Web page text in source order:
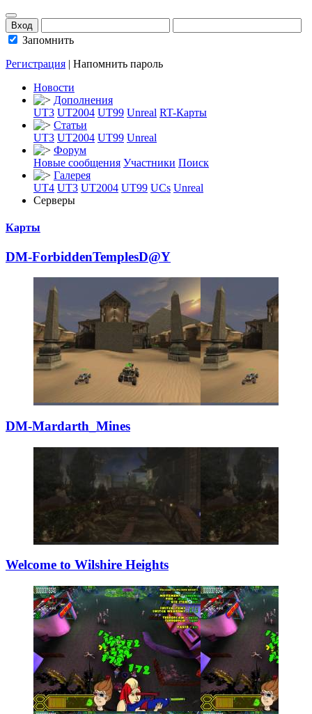
Запомнить
Регистрация | Напомнить пароль
Новости
Дополнения
UT3 UT2004 UT99 Unreal RT-Карты
Статьи
UT3 UT2004 UT99 Unreal
Форум
Новые сообщения Участники Поиск
Галерея
UT4 UT3 UT2004 UT99 UCs Unreal
Серверы
Карты
DM-ForbiddenTemp­lesD@Y
DM-Mardarth_Mine­s
Welcome to Wilsh­ire Heights